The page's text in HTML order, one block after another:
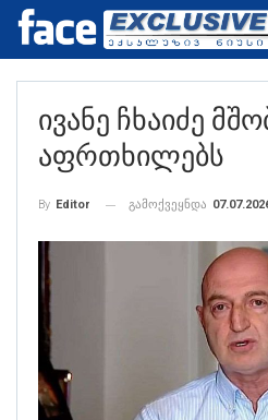
Ივანე Ჩხაიძე
Აფრთხილებს
By Editor გამოქვეყნდა